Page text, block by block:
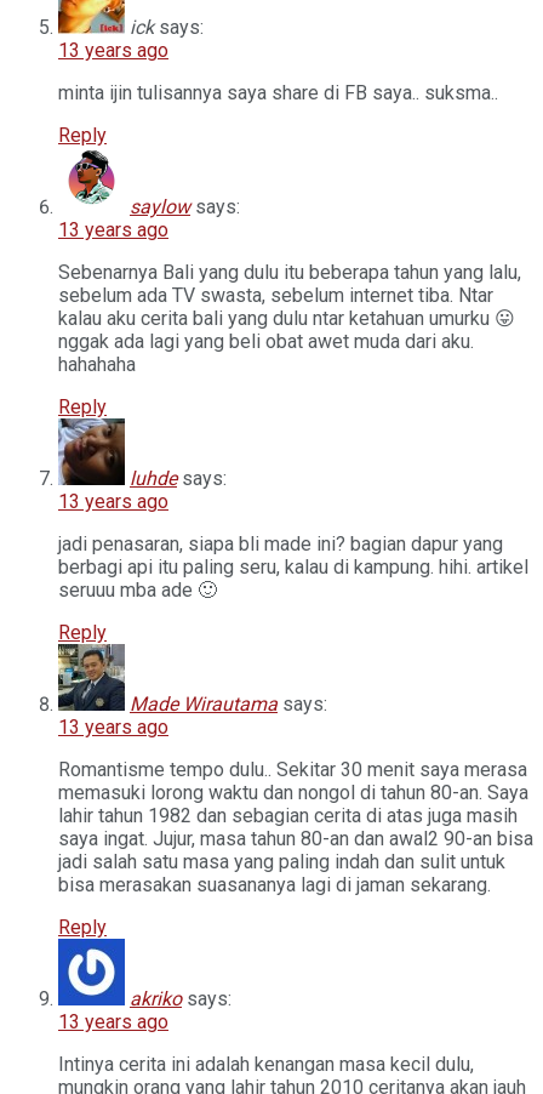
ick says:
13 years ago
minta ijin tulisannya saya share di FB saya.. suksma..
Reply
saylow says:
13 years ago
Sebenarnya Bali yang dulu itu beberapa tahun yang lalu,
sebelum ada TV swasta, sebelum internet tiba. Ntar
kalau aku cerita bali yang dulu ntar ketahuan umurku 😛
nggak ada lagi yang beli obat awet muda dari aku.
hahahaha
Reply
luhde says:
13 years ago
jadi penasaran, siapa bli made ini? bagian dapur yang
berbagi api itu paling seru, kalau di kampung. hihi. artikel
seruuu mba ade 🙂
Reply
Made Wirautama says:
13 years ago
Romantisme tempo dulu.. Sekitar 30 menit saya merasa
memasuki lorong waktu dan nongol di tahun 80-an. Saya
lahir tahun 1982 dan sebagian cerita di atas juga masih
saya ingat. Jujur, masa tahun 80-an dan awal2 90-an bisa
jadi salah satu masa yang paling indah dan sulit untuk
bisa merasakan suasananya lagi di jaman sekarang.
Reply
akriko says:
13 years ago
Intinya cerita ini adalah kenangan masa kecil dulu,
mungkin orang yang lahir tahun 2010 ceritanya akan jauh